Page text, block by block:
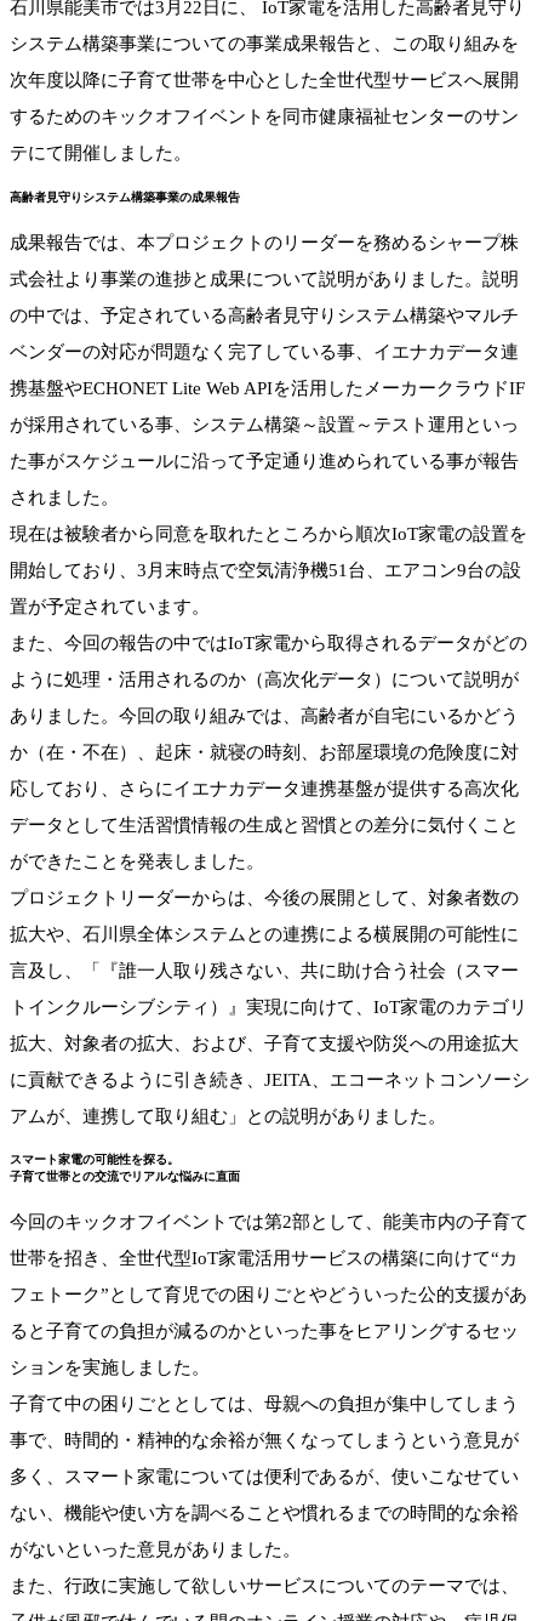
石川県能美市では3月22日に、 IoT家電を活用した高齢者見守り
システム構築事業についての事業成果報告と、この取り組みを
次年度以降に子育て世帯を中心とした全世代型サービスへ展開
するためのキックオフイベントを同市健康福祉センターのサン
テにて開催しました。
高齢者見守りシステム構築事業の成果報告
成果報告では、本プロジェクトのリーダーを務めるシャープ株
式会社より事業の進捗と成果について説明がありました。説明
の中では、予定されている高齢者見守りシステム構築やマルチ
ベンダーの対応が問題なく完了している事、イエナカデータ連
携基盤やECHONET Lite Web APIを活用したメーカークラウドIF
が採用されている事、システム構築～設置～テスト運用といっ
た事がスケジュールに沿って予定通り進められている事が報告
されました。
現在は被験者から同意を取れたところから順次IoT家電の設置を
開始しており、3月末時点で空気清浄機51台、エアコン9台の設
置が予定されています。
また、今回の報告の中ではIoT家電から取得されるデータがどの
ように処理・活用されるのか（高次化データ）について説明が
ありました。今回の取り組みでは、高齢者が自宅にいるかどう
か（在・不在）、起床・就寝の時刻、お部屋環境の危険度に対
応しており、さらにイエナカデータ連携基盤が提供する高次化
データとして生活習慣情報の生成と習慣との差分に気付くこと
ができたことを発表しました。
プロジェクトリーダーからは、今後の展開として、対象者数の
拡大や、石川県全体システムとの連携による横展開の可能性に
言及し、「『誰一人取り残さない、共に助け合う社会（スマー
トインクルーシブシティ）』実現に向けて、IoT家電のカテゴリ
拡大、対象者の拡大、および、子育て支援や防災への用途拡大
に貢献できるように引き続き、JEITA、エコーネットコンソーシ
アムが、連携して取り組む」との説明がありました。
スマート家電の可能性を探る。
子育て世帯との交流でリアルな悩みに直面
今回のキックオフイベントでは第2部として、能美市内の子育て
世帯を招き、全世代型IoT家電活用サービスの構築に向けて“カ
フェトーク”として育児での困りごとやどういった公的支援があ
ると子育ての負担が減るのかといった事をヒアリングするセッ
ションを実施しました。
子育て中の困りごととしては、母親への負担が集中してしまう
事で、時間的・精神的な余裕が無くなってしまうという意見が
多く、スマート家電については便利であるが、使いこなせてい
ない、機能や使い方を調べることや慣れるまでの時間的な余裕
がないといった意見がありました。
また、行政に実施して欲しいサービスについてのテーマでは、